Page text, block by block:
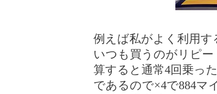
例えば私がよく利用
いつも買うのがリピ
算すると通常4回乗っ
であるので×4で884マ